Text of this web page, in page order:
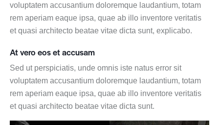
voluptatem accusantium doloremque laudantium, totam
rem aperiam eaque ipsa, quae ab illo inventore veritatis
et quasi architecto beatae vitae dicta sunt, explicabo.
At vero eos et accusam
Sed ut perspiciatis, unde omnis iste natus error sit
voluptatem accusantium doloremque laudantium, totam
rem aperiam eaque ipsa, quae ab illo inventore veritatis
et quasi architecto beatae vitae dicta sunt.